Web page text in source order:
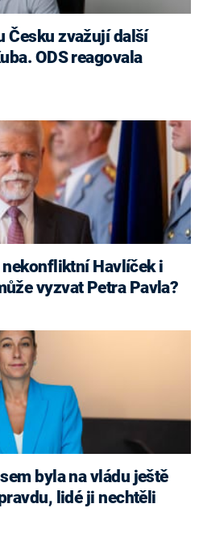
ODS reagovala
vyzvat Petra Pavla?
byla na vládu ještě
lidé ji nechtěli